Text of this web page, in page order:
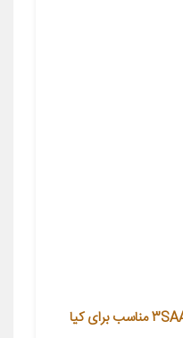
فیلتر کابین فیلتر دم کد 97133-3SAA0 مناسب برای کیا